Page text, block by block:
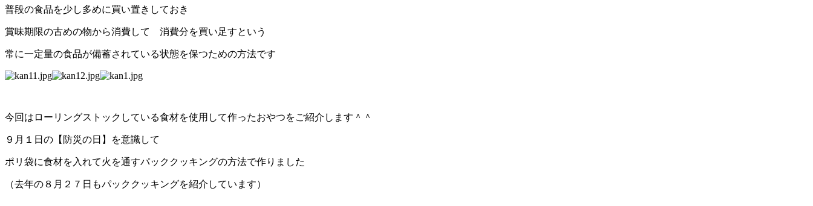
普段の食品を少し多めに買い置きしておき
賞味期限の古めの物から消費して 消費分を買い足すという
常に一定量の食品が備蓄されている状態を保つための方法です
今回はローリングストックしている食材を使用して作ったおやつをご紹介します＾＾
９月１日の【防災の日】を意識して
ポリ袋に食材を入れて火を通すパッククッキングの方法で作りました
（去年の８月２７日もパッククッキングを紹介しています）